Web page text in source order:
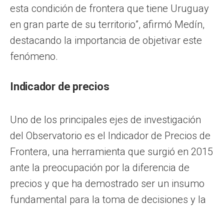
esta condición de frontera que tiene Uruguay
en gran parte de su territorio”, afirmó Medín,
destacando la importancia de objetivar este
fenómeno.
Indicador de precios
Uno de los principales ejes de investigación
del Observatorio es el Indicador de Precios de
Frontera, una herramienta que surgió en 2015
ante la preocupación por la diferencia de
precios y que ha demostrado ser un insumo
fundamental para la toma de decisiones y la